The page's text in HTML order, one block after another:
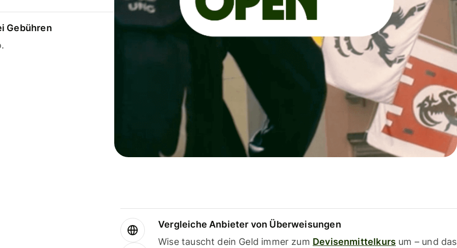
Gebühren
Vergleiche Anbieter von Überweisungen
Wise tauscht dein Geld immer zum Devisenmittelkurs um – und das